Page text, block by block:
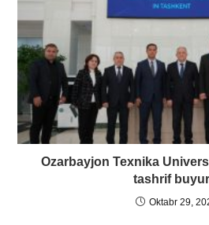
Ozarbayjon Texnika
tashrif
Oktabr 29,